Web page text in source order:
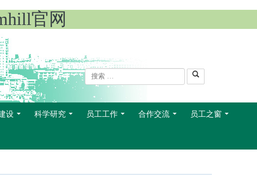
官网
设 科学研究 员工工作 合作交流 员工之窗